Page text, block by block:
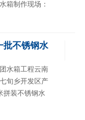
箱制作现场：
批不锈钢水
水箱工程云南
旬乡开发区产
拼装不锈钢水